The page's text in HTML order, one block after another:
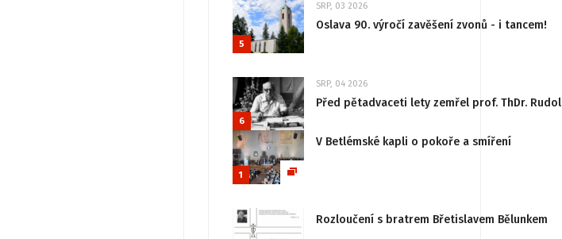
5
SRP, 03 2026
Oslava 90. výročí zavěšení zvonů - i tancem!
6
SRP, 04 2026
Před pětadvaceti lety zemřel prof. ThDr.
1
V Betlémské kapli o pokoře a smíření
Rozloučení s bratrem Břetislavem Bělunkem